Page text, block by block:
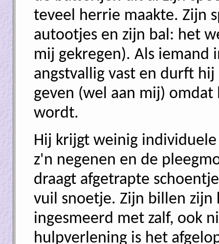
teveel herrie maakte. Zijn
autootjes en zijn bal: het
mij gekregen). Als
angstvallig vast en durft
geven (wel aan mij)
wordt.
Hij krijgt weinig
z'n negenen en de
draagt afgetrapte
vuil snoetje. Zijn billen
ingesmeerd met zalf, ook
hulpverlening is het